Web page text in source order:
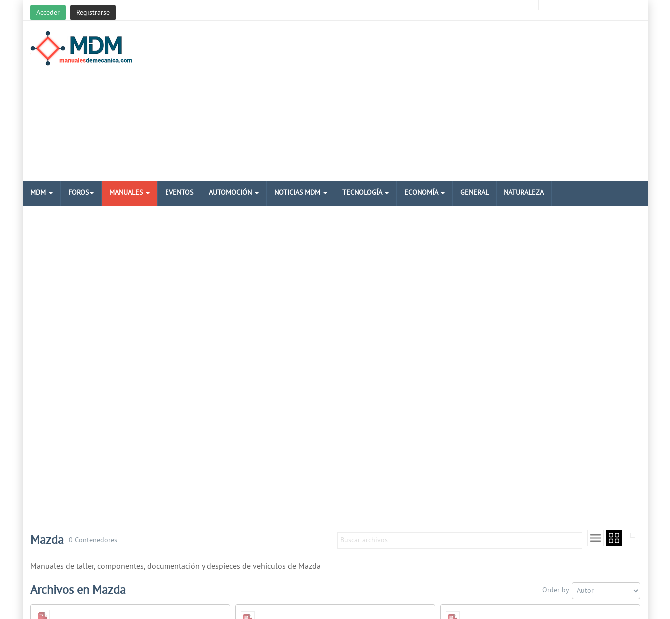
Acceder Registrarse
MDM FOROS MANUALES EVENTOS AUTOMOCIÓN NOTICIAS MDM TECNOLOGÍA ECONOMÍA GENERAL NATURALEZA
Mazda 0 Contenedores
Manuales de taller, componentes, documentación y despieces de vehiculos de Mazda
Archivos en Mazda Order by